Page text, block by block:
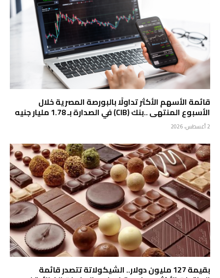
قائمة الأسهم الأكثر تداولًا بالبورصة المصرية خلال
الأسبوع المنتهى ..بنك (CIB) في الصدارة بـ 1.78 مليار جنيه
2 أغسطس، 2026
بقيمة 127 مليون دولار.. الشيكولاتة تتصدر قائمة